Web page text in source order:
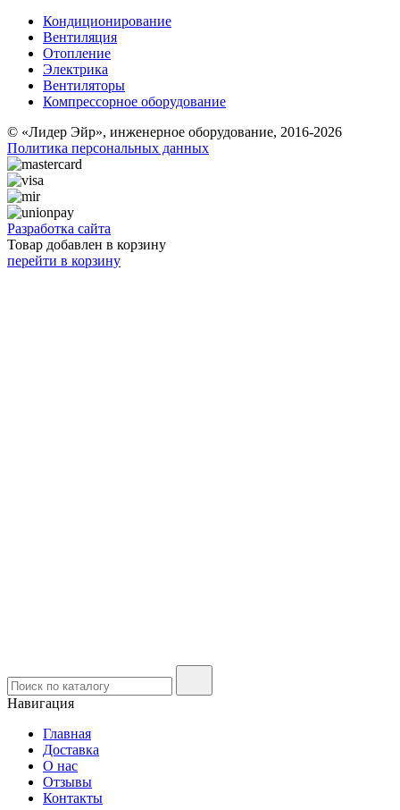
Кондиционирование
Вентиляция
Отопление
Электрика
Вентиляторы
Компрессорное оборудование
© «Лидер Эйр», инженерное оборудование, 2016-2026
Политика персональных данных
Разработка сайта
Товар добавлен в корзину
перейти в корзину
Навигация
Главная
Доставка
О нас
Отзывы
Контакты